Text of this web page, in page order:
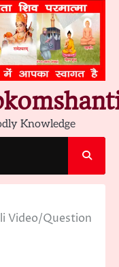
Knowledge
Video/Question